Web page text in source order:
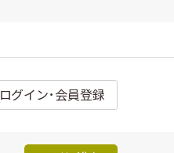
ログイン･会員登録